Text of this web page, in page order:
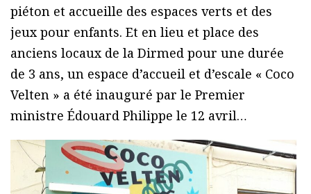
piéton et accueille des espaces verts et des
jeux pour enfants. Et en lieu et place des
anciens locaux de la Dirmed pour une durée
de 3 ans, un espace d’accueil et d’escale « Coco
Velten » a été inauguré par le Premier
ministre Édouard Philippe le 12 avril…